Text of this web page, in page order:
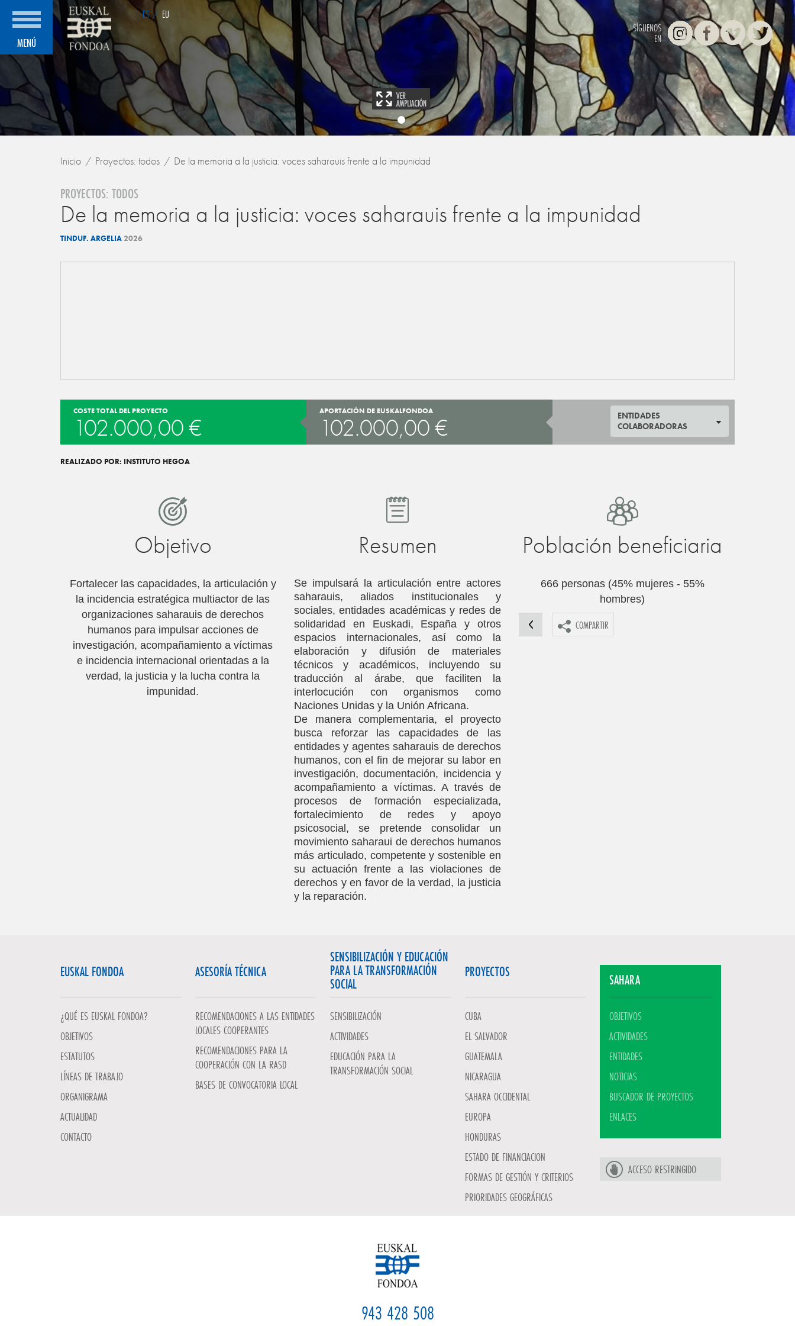
MENÚ
ES / EU
SÍGUENOS
EN
InstagramFacebookVimeo Twitter
Inicio Proyectos: todos De la memoria a la justicia: voces saharauis frente a la impunidad
PROYECTOS: TODOS
De la memoria a la justicia: voces saharauis frente a la impunidad
TINDUF. ARGELIA2026
COSTE TOTAL DEL PROYECTO
102.000,00 €
APORTACIÓN DE EUSKALFONDOA
102.000,00 €
ENTIDADES
COLABORADORAS
REALIZADO POR: INSTITUTO HEGOA
Objetivo
Fortalecer las capacidades, la articulación y
la incidencia estratégica multiactor de las
organizaciones saharauis de derechos
humanos para impulsar acciones de
investigación, acompañamiento a víctimas
e incidencia internacional orientadas a la
verdad, la justicia y la lucha contra la
impunidad.
Resumen
Se impulsará la articulación entre actores
saharauis, aliados institucionales y
sociales, entidades académicas y redes de
solidaridad en Euskadi, España y otros
espacios internacionales, así como la
elaboración y difusión de materiales
técnicos y académicos, incluyendo su
traducción al árabe, que faciliten la
interlocución con organismos como
Naciones Unidas y la Unión Africana.
De manera complementaria, el proyecto
busca reforzar las capacidades de las
entidades y agentes saharauis de derechos
humanos, con el fin de mejorar su labor en
investigación, documentación, incidencia y
acompañamiento a víctimas. A través de
procesos de formación especializada,
fortalecimiento de redes y apoyo
psicosocial, se pretende consolidar un
movimiento saharaui de derechos humanos
más articulado, competente y sostenible en
su actuación frente a las violaciones de
derechos y en favor de la verdad, la justicia
y la reparación.
Población beneficiaria
666 personas (45% mujeres - 55%
hombres)
COMPARTIR
EUSKAL FONDOA
¿QUÉ ES EUSKAL FONDOA?
OBJETIVOS
ESTATUTOS
LÍNEAS DE TRABAJO
ORGANIGRAMA
ACTUALIDAD
CONTACTO
ASESORÍA TÉCNICA
RECOMENDACIONES A LAS ENTIDADES
LOCALES COOPERANTES
RECOMENDACIONES PARA LA
COOPERACIÓN CON LA RASD
BASES DE CONVOCATORIA LOCAL
SENSIBILIZACIÓN Y EDUCACIÓN
PARA LA TRANSFORMACIÓN
SOCIAL
SENSIBILIZACIÓN
ACTIVIDADES
EDUCACIÓN PARA LA
TRANSFORMACIÓN SOCIAL
PROYECTOS
CUBA
EL SALVADOR
GUATEMALA
NICARAGUA
SAHARA OCCIDENTAL
EUROPA
HONDURAS
ESTADO DE FINANCIACION
FORMAS DE GESTIÓN Y CRITERIOS
PRIORIDADES GEOGRÁFICAS
SAHARA
OBJETIVOS
ACTIVIDADES
ENTIDADES
NOTICIAS
BUSCADOR DE PROYECTOS
ENLACES
ACCESO RESTRINGIDO
943 428 508